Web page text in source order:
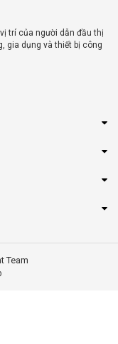
trí của người dẫn đầu thị
gia dụng và thiết bị công
Team